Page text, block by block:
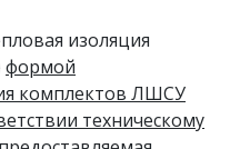
изоляция
формой
комплектов ЛШСУ
техническому